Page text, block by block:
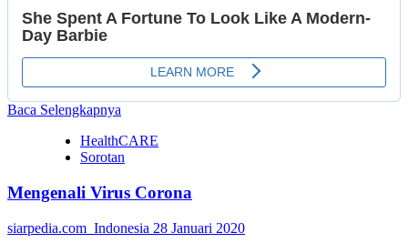
Baca Selengkapnya
about
Ratusan
KKN
Diterjunkan
HealthCARE
Sorotan
Mengenali Virus Corona
siarpedia.com_Indonesia 28 Januari 2020